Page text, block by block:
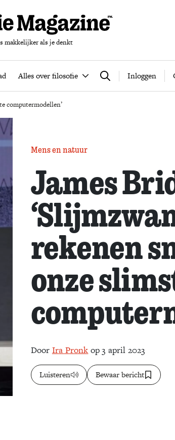
makkelijker als je denkt
Alles over filosofie Zoeken Inloggen
Shortread Alles over filosofie
computermodellen’
Mens en natuur
James
rekenen
onze
Door Ira Pronk op 3 april 2023
Luisteren Bewaar bericht